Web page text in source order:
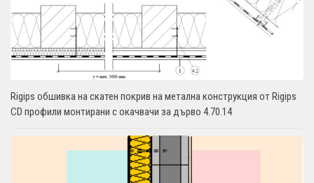
Rigips обшивка на скатен покрив на метална конструкция от Rigips
CD профили монтирани с окачвачи за дърво 4.70.14